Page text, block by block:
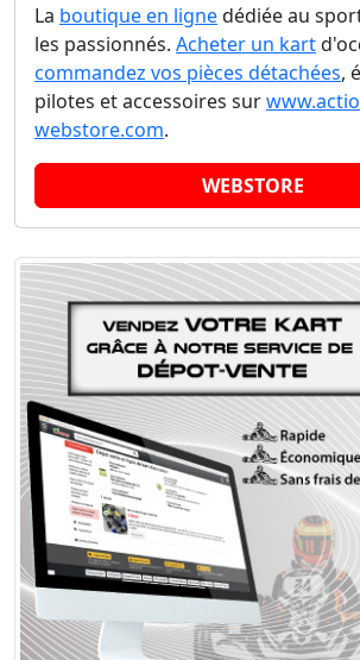
La boutique en lignedédiée au
les passionnés. Acheter un kart
commandez vos pièces détachées,
pilotes et accessoires sur
webstore.com.
WEBSTORE